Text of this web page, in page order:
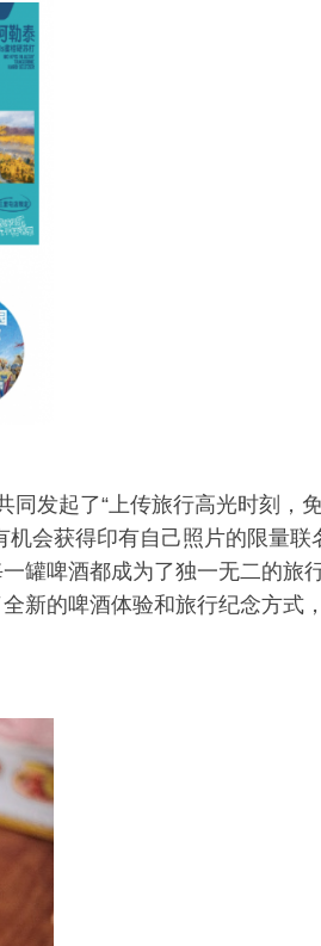
同发起了“上传旅行高光时刻，
机会获得印有自己照片的限量联
罐啤酒都成为了独一无二的旅
新的啤酒体验和旅行纪念方式